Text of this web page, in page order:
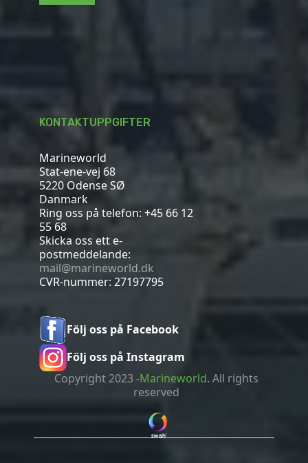
KONTAKTUPPGIFTER
Marineworld
Stat-ene-vej 68
5220 Odense SØ
Danmark
Ring oss på telefon: +45 66 12
55 68
Skicka oss ett e-
postmeddelande:
mail@marineworld.dk
CVR-nummer: 27197795
Följ oss på Facebook
Följ oss på Instagram
Copyright 2023 -Marineworld. All rights
reserved